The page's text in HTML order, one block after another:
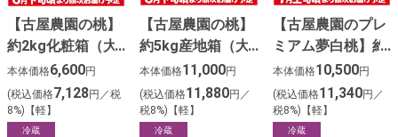
【古屋農園の桃】
約2kg化粧箱（大
玉5～6個入）
本体価格6,600円
(税込価格7,128円／税
8%)【軽】
冷蔵
【古屋農園の桃】
約5kg産地箱（大
玉13～15個入）
本体価格11,000円
(税込価格11,880円／
税8%)【軽】
冷蔵
【古屋農園のプレ
ミアム夢白桃】約
３kg化粧箱（特特
大玉７～９個入）
本体価格10,500円
(税込価格11,340円／
税8%)【軽】
冷蔵